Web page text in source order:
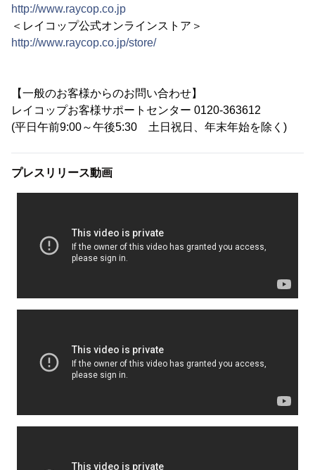
http://www.raycop.co.jp
＜レイコップ公式オンラインストア＞
http://www.raycop.co.jp/store/
【一般のお客様からのお問い合わせ】
レイコップお客様サポートセンター 0120-363612
(平日午前9:00～午後5:30 土日祝日、年末年始を除く)
プレスリリース動画